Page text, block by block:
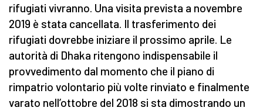
rifugiati vivranno. Una visita prevista a novembre
2019 è stata cancellata. Il trasferimento dei
rifugiati dovrebbe iniziare il prossimo aprile. Le
autorità di Dhaka ritengono indispensabile il
provvedimento dal momento che il piano di
rimpatrio volontario più volte rinviato e finalmente
varato nell’ottobre del 2018 si sta dimostrando un